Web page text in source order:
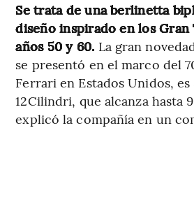
Se trata de una berlinetta
diseño inspirado en los
años 50 y 60. La gran
se presentó en el marco del
Ferrari en Estados Unidos,
12Cilindri, que alcanza hasta
explicó la compañía en un